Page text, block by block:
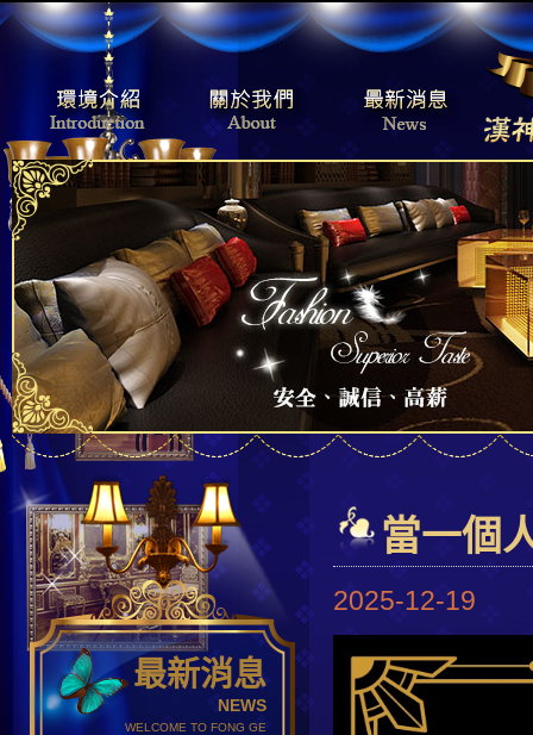
最新消息
NEWS
WELCOME TO FONG GE
當一個
2025-12-19